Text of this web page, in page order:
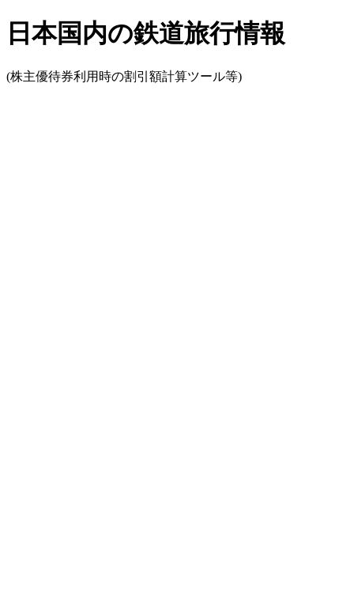
日本国内の鉄道旅行情報
(株主優待券利用時の割引額計算ツール等)